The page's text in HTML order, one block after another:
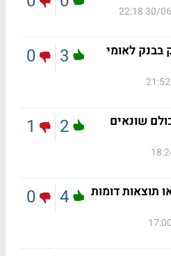
30/06/
בבנק לאומי
3
0
שונאים
2
1
תוצאות דומות
4
0